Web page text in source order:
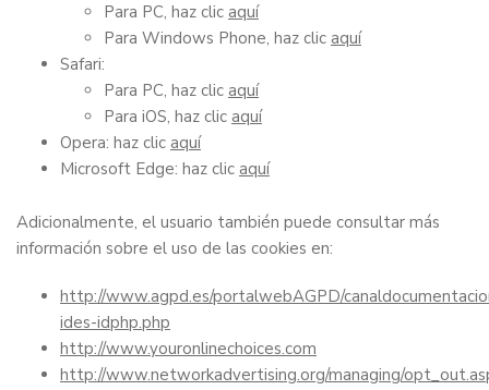
Para PC, haz clic aquí
Para Windows Phone, haz clic aquí
Safari:
Para PC, haz clic aquí
Para iOS, haz clic aquí
Opera: haz clic aquí
Microsoft Edge: haz clic aquí
Adicionalmente, el usuario también puede consultar más
información sobre el uso de las cookies en:
http://www.agpd.es/portalwebAGPD/
ides-idphp.php
http://www.youronlinechoices.com
http://www.networkadvertising.org/managing/